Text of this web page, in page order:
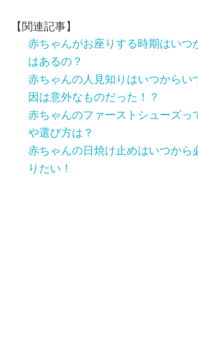
【関連記事】
赤ちゃんがお座りする時期はいつ
はあるの？
赤ちゃんの人見知りはいつからい
因は意外なものだった！？
赤ちゃんのファーストシューズっ
や選び方は？
赤ちゃんの日焼け止めはいつから
りたい！